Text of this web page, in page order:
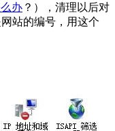
办 ？），清理以后对
站的编号，用这个